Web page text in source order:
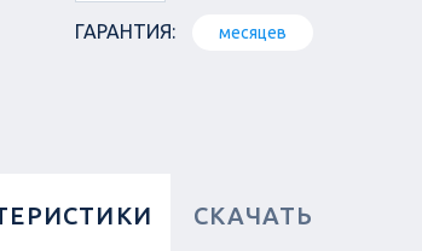
ГАРАНТИЯ: месяцев
СКАЧАТЬ